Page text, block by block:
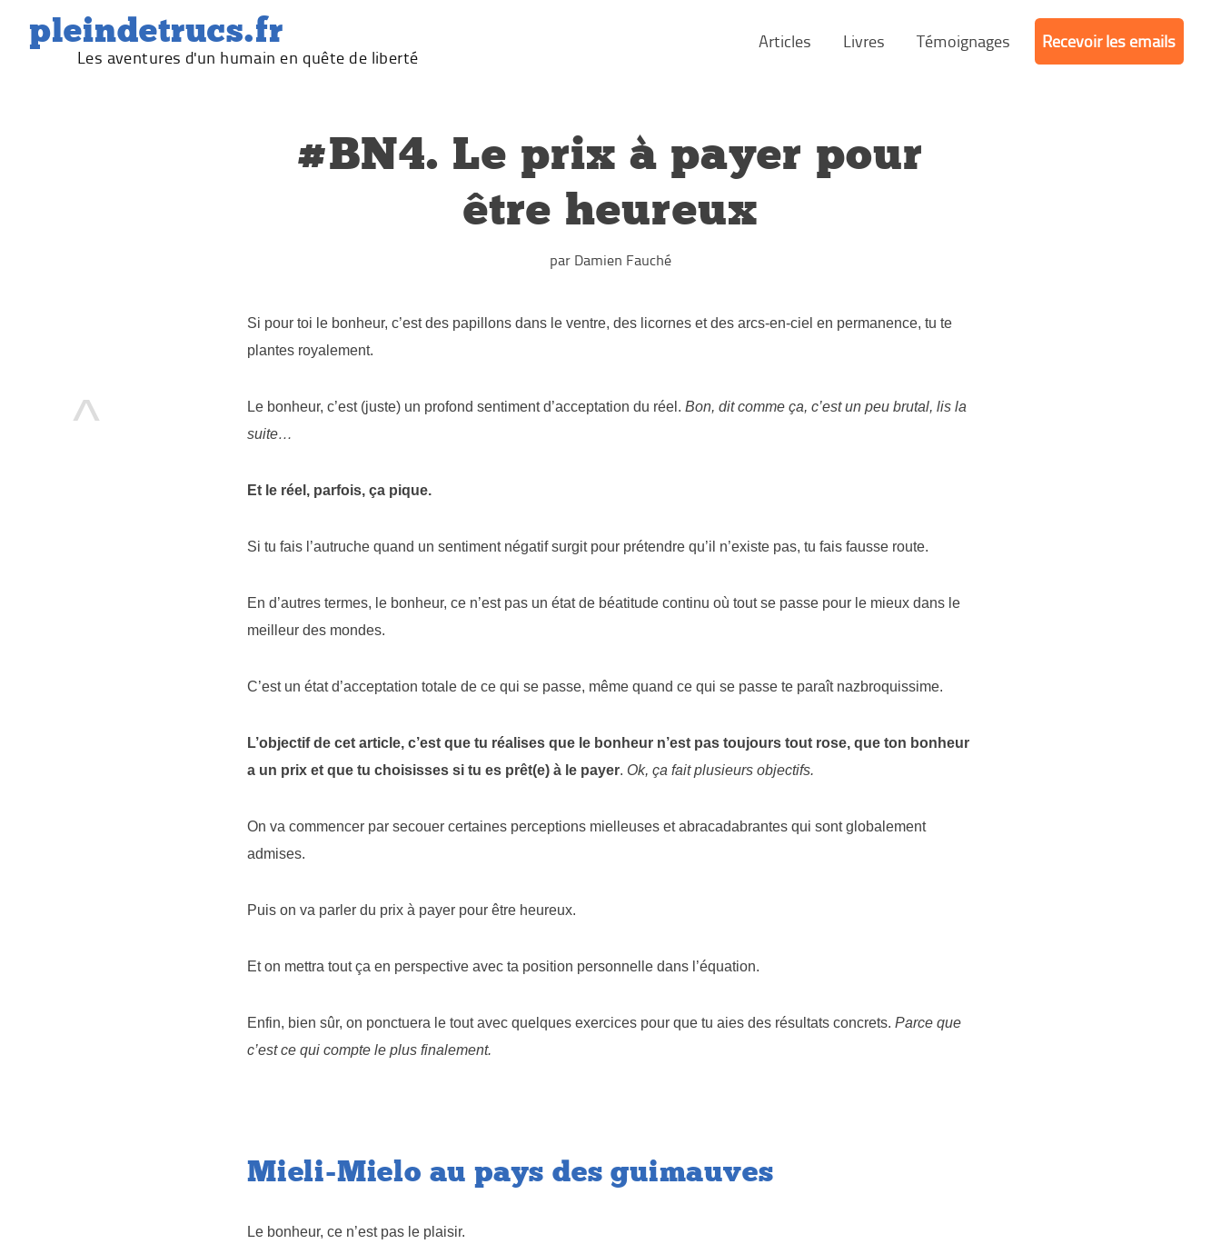
pleindetrucs.fr
Les aventures d'un humain en quête de liberté
Recevoir les emails
Témoignages
Livres
Articles
^
#BN4. Le prix à payer pour
être heureux
par Damien Fauché
Si pour toi le bonheur, c’est des papillons dans le ventre, des licornes et des arcs-en-ciel en permanence, tu te
plantes royalement.
Le bonheur, c’est (juste) un profond sentiment d’acceptation du réel. Bon, dit comme ça, c’est un peu brutal, lis la
suite…
Et le réel, parfois, ça pique.
Si tu fais l’autruche quand un sentiment négatif surgit pour prétendre qu’il n’existe pas, tu fais fausse route.
En d’autres termes, le bonheur, ce n’est pas un état de béatitude continu où tout se passe pour le mieux dans le
meilleur des mondes.
C’est un état d’acceptation totale de ce qui se passe, même quand ce qui se passe te paraît nazbroquissime.
L’objectif de cet article, c’est que tu réalises que le bonheur n’est pas toujours tout rose, que ton bonheur
a un prix et que tu choisisses si tu es prêt(e) à le payer. Ok, ça fait plusieurs objectifs.
On va commencer par secouer certaines perceptions mielleuses et abracadabrantes qui sont globalement
admises.
Puis on va parler du prix à payer pour être heureux.
Et on mettra tout ça en perspective avec ta position personnelle dans l’équation.
Enfin, bien sûr, on ponctuera le tout avec quelques exercices pour que tu aies des résultats concrets. Parce que
c’est ce qui compte le plus finalement.
Mieli-Mielo au pays des guimauves
Le bonheur, ce n’est pas le plaisir.